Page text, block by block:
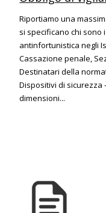
Riportiamo una
si specificano chi
antinfortunistica negli
Cassazione penale,
Destinatari della
Dispositivi di sicurezza
dimensioni...